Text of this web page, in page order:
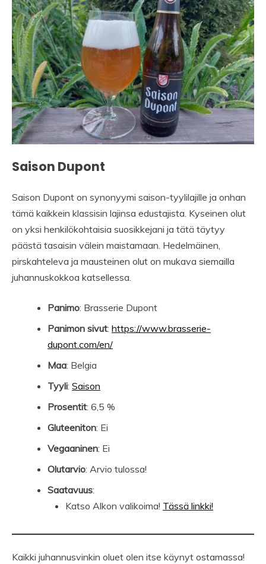
Saison Dupont
Saison Dupont on synonyymi saison-tyylilajille ja onhan
tämä kaikkein klassisin lajinsa edustajista. Kyseinen olut
on yksi henkilökohtaisia suosikkejani ja tätä täytyy
päästä tasaisin välein maistamaan. Hedelmäinen,
pirskahteleva ja mausteinen olut on mukava siemailla
juhannuskokkoa katsellessa.
Panimo: Brasserie Dupont
Panimon sivut: https://www.brasserie-
dupont.com/en/
Maa: Belgia
Tyyli: Saison
Prosentit: 6,5 %
Gluteeniton: Ei
Vegaaninen: Ei
Olutarvio: Arvio tulossa!
Saatavuus:
Katso Alkon valikoima! Tässä linkki!
Kaikki juhannusvinkin oluet olen itse käynyt ostamassa!